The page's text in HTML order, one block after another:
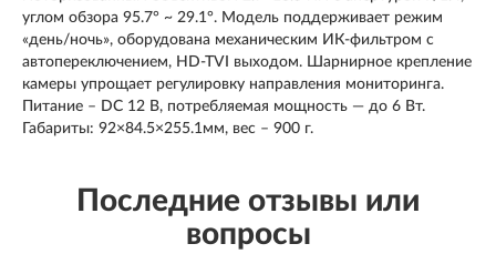
углом обзора 95.7° ~ 29.1°. Модель поддерживает режим
«день/ночь», оборудована механическим ИК-фильтром с
автопереключением, HD-TVI выходом. Шарнирное крепление
камеры упрощает регулировку направления мониторинга.
Питание – DC 12 В, потребляемая мощность — до 6 Вт.
Габариты: 92×84.5×255.1мм, вес – 900 г.
Последние отзывы или
вопросы